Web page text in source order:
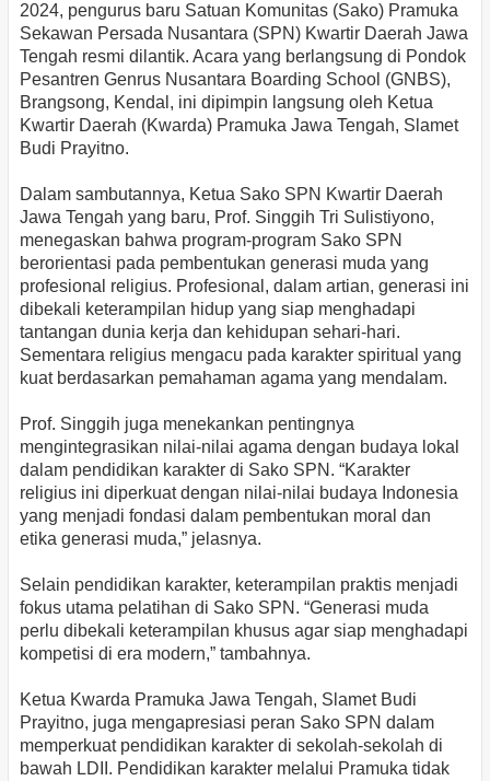
2024, pengurus baru Satuan Komunitas (Sako) Pramuka
Sekawan Persada Nusantara (SPN) Kwartir Daerah Jawa
Tengah resmi dilantik. Acara yang berlangsung di Pondok
Pesantren Genrus Nusantara Boarding School (GNBS),
Brangsong, Kendal, ini dipimpin langsung oleh Ketua
Kwartir Daerah (Kwarda) Pramuka Jawa Tengah, Slamet
Budi Prayitno.
Dalam sambutannya, Ketua Sako SPN Kwartir Daerah
Jawa Tengah yang baru, Prof. Singgih Tri Sulistiyono,
menegaskan bahwa program-program Sako SPN
berorientasi pada pembentukan generasi muda yang
profesional religius. Profesional, dalam artian, generasi ini
dibekali keterampilan hidup yang siap menghadapi
tantangan dunia kerja dan kehidupan sehari-hari.
Sementara religius mengacu pada karakter spiritual yang
kuat berdasarkan pemahaman agama yang mendalam.
Prof. Singgih juga menekankan pentingnya
mengintegrasikan nilai-nilai agama dengan budaya lokal
dalam pendidikan karakter di Sako SPN. “Karakter
religius ini diperkuat dengan nilai-nilai budaya Indonesia
yang menjadi fondasi dalam pembentukan moral dan
etika generasi muda,” jelasnya.
Selain pendidikan karakter, keterampilan praktis menjadi
fokus utama pelatihan di Sako SPN. “Generasi muda
perlu dibekali keterampilan khusus agar siap menghadapi
kompetisi di era modern,” tambahnya.
Ketua Kwarda Pramuka Jawa Tengah, Slamet Budi
Prayitno, juga mengapresiasi peran Sako SPN dalam
memperkuat pendidikan karakter di sekolah-sekolah di
bawah LDII. Pendidikan karakter melalui Pramuka tidak